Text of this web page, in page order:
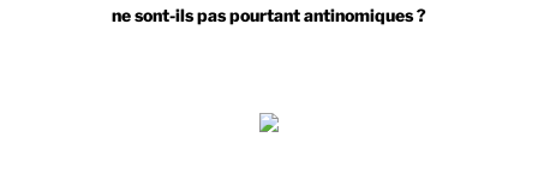
ne sont-ils pas pourtant antinomiques ?